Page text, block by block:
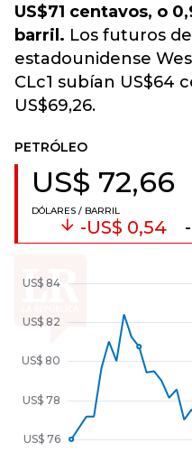
US$71 centavos, o
barril. Los futuros
estadounidense
CLc1 subían US$64
US$69,26.